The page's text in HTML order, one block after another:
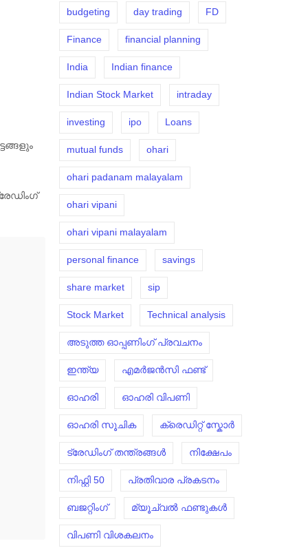
budgeting day trading FD
Finance financial planning
India Indian finance
Indian Stock Market intraday
investing ipo Loans
mutual funds ohari
ohari padanam malayalam
ohari vipani
ohari vipani malayalam
personal finance savings
share market sip
Stock Market Technical analysis
അടുത്ത ഓപ്പണിംഗ് പ്രവചനം
ഇന്ത്യ എമർജൻസി ഫണ്ട്
ഓഹരി ഓഹരി വിപണി
ഓഹരി സൂചിക ക്രെഡിറ്റ് സ്കോർ
ട്രേഡിംഗ് തന്ത്രങ്ങൾ നിക്ഷേപം
നിഫ്റ്റി 50 പ്രതിവാര പ്രകടനം
ബജറ്റിംഗ് മ്യൂച്വൽ ഫണ്ടുകൾ
വിപണി വിശകലനം